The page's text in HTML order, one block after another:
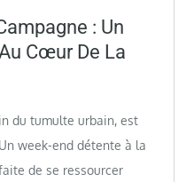
: Un
Cœur De La
du tumulte urbain, est
week-end détente à la
de se ressourcer